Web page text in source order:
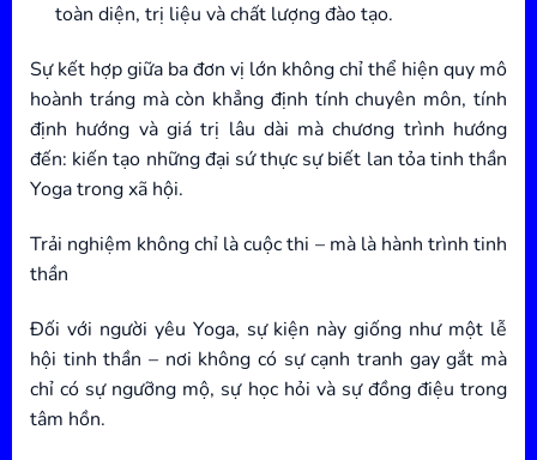
toàn diện, trị liệu và chất lượng đào tạo.
Sự kết hợp giữa ba đơn vị lớn không chỉ thể hiện quy mô
hoành tráng mà còn khẳng định tính chuyên môn, tính
định hướng và giá trị lâu dài mà chương trình hướng
đến: kiến tạo những đại sứ thực sự biết lan tỏa tinh thần
Yoga trong xã hội.
Trải nghiệm không chỉ là cuộc thi – mà là hành trình tinh
thần
Đối với người yêu Yoga, sự kiện này giống như một lễ
hội tinh thần – nơi không có sự cạnh tranh gay gắt mà
chỉ có sự ngưỡng mộ, sự học hỏi và sự đồng điệu trong
tâm hồn.